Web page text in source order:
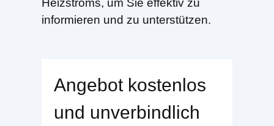
Heizstroms, um Sie effektiv zu
informieren und zu unterstützen.
Angebot kostenlos
und unverbindlich